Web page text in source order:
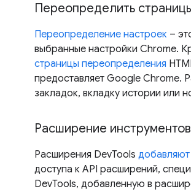
Переопределить
Переопределение настроек –
выбранные настройки Chrome.
страницы переопределения
предоставляет Google Chrome.
закладок, вкладку истории или
Расширение
Расширения DevTools
доступа к API расширений,
DevTools, добавленную в